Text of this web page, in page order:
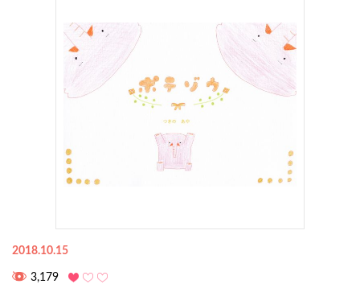
2018.10.15
3,179